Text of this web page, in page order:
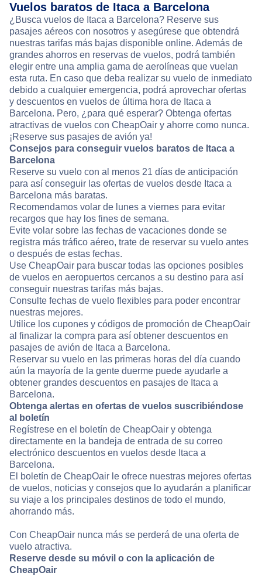
Vuelos baratos de Itaca a Barcelona
¿Busca vuelos de Itaca a Barcelona? Reserve sus
pasajes aéreos con nosotros y asegúrese que obtendrá
nuestras tarifas más bajas disponible online. Además de
grandes ahorros en reservas de vuelos, podrá también
elegir entre una amplia gama de aerolíneas que vuelan
esta ruta. En caso que deba realizar su vuelo de inmediato
debido a cualquier emergencia, podrá aprovechar ofertas
y descuentos en vuelos de última hora de Itaca a
Barcelona. Pero, ¿para qué esperar? Obtenga ofertas
atractivas de vuelos con CheapOair y ahorre como nunca.
¡Reserve sus pasajes de avión ya!
Consejos para conseguir vuelos baratos de Itaca a
Barcelona
Reserve su vuelo con al menos 21 días de anticipación
para así conseguir las ofertas de vuelos desde Itaca a
Barcelona más baratas.
Recomendamos volar de lunes a viernes para evitar
recargos que hay los fines de semana.
Evite volar sobre las fechas de vacaciones donde se
registra más tráfico aéreo, trate de reservar su vuelo antes
o después de estas fechas.
Use CheapOair para buscar todas las opciones posibles
de vuelos en aeropuertos cercanos a su destino para así
conseguir nuestras tarifas más bajas.
Consulte fechas de vuelo flexibles para poder encontrar
nuestras mejores.
Utilice los cupones y códigos de promoción de CheapOair
al finalizar la compra para así obtener descuentos en
pasajes de avión de Itaca a Barcelona.
Reservar su vuelo en las primeras horas del día cuando
aún la mayoría de la gente duerme puede ayudarle a
obtener grandes descuentos en pasajes de Itaca a
Barcelona.
Obtenga alertas en ofertas de vuelos suscribiéndose
al boletín
Regístrese en el boletín de CheapOair y obtenga
directamente en la bandeja de entrada de su correo
electrónico descuentos en vuelos desde Itaca a
Barcelona.
El boletín de CheapOair le ofrece nuestras mejores ofertas
de vuelos, noticias y consejos que lo ayudarán a planificar
su viaje a los principales destinos de todo el mundo,
ahorrando más.
Con CheapOair nunca más se perderá de una oferta de
vuelo atractiva.
Reserve desde su móvil o con la aplicación de
CheapOair